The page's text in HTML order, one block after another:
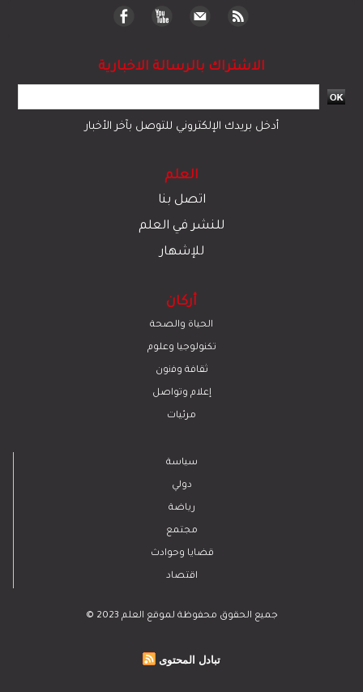
الاشتراك بالرسالة الاخبارية
أدخل بريدك الإلكتروني للتوصل بآخر الأخبار
العلم
اتصل بنا
للنشر في العلم
للإشهار
أركان
الحياة والصحة
تكنولوجيا وعلوم
ﺛﻘﺎﻓﺔ وﻓﻧون
إعلام وتواصل
مرئيات
سياسة
دولي
رياضة
مجتمع
قضايا وحوادث
اقتصاد
© 2023 جميع الحقوق محفوظة لموقع العلم
تبادل المحتوى